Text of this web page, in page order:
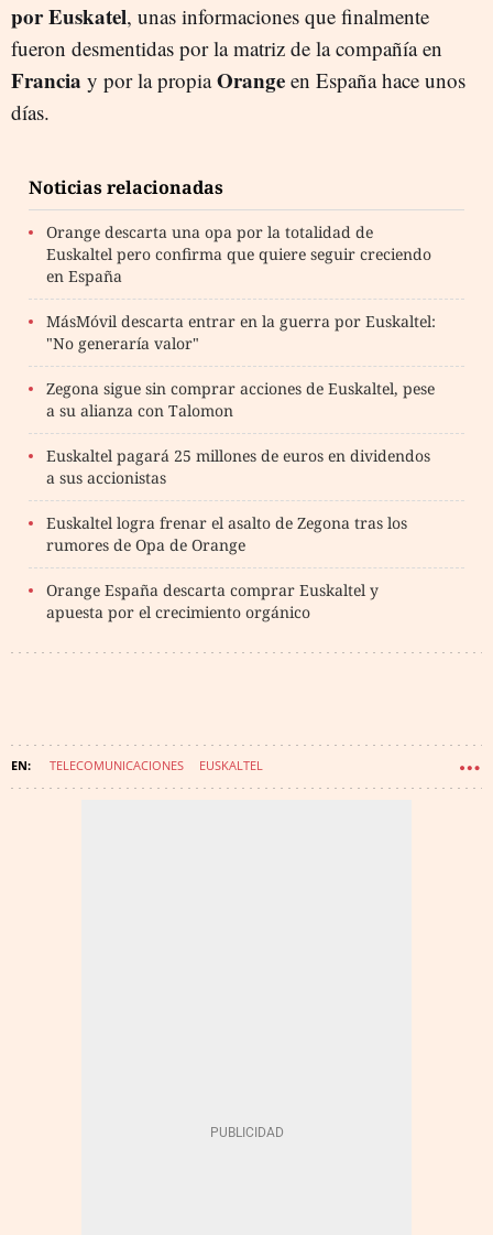
por Euskatel, unas informaciones que finalmente
fueron desmentidas por la matriz de la compañía en
Francia y por la propiaOrange en España hace unos
días.
Noticias relacionadas
Orange descarta una opa por la totalidad de
Euskaltel pero confirma que quiere seguir creciendo
en España
MásMóvil descarta entrar en la guerra por Euskaltel:
"No generaría valor"
Zegona sigue sin comprar acciones de Euskaltel, pese
a su alianza con Talomon
Euskaltel pagará 25 millones de euros en dividendos
a sus accionistas
Euskaltel logra frenar el asalto de Zegona tras los
rumores de Opa de Orange
Orange España descarta comprar Euskaltel y
apuesta por el crecimiento orgánico
TELECOMUNICACIONES EUSKALTEL